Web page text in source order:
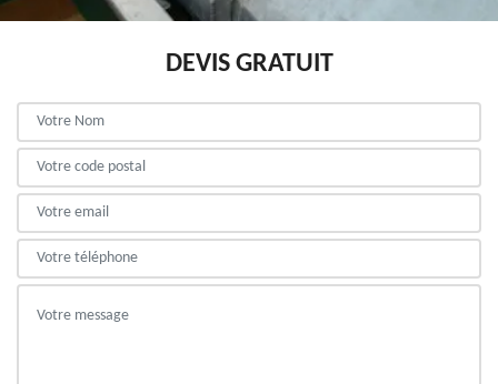
DEVIS GRATUIT